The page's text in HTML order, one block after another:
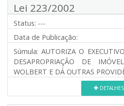
Lei 223/2002
Status: ---
Data de Publicação:
Súmula: AUTORIZA O
DESAPROPRIAÇÃO DE
WOLBERT E DÁ OUTRAS
DETALHES